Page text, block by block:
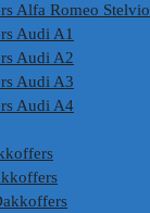
Alfa Romeo Stelvio
Audi A1
Audi A2
Audi A3
Audi A4